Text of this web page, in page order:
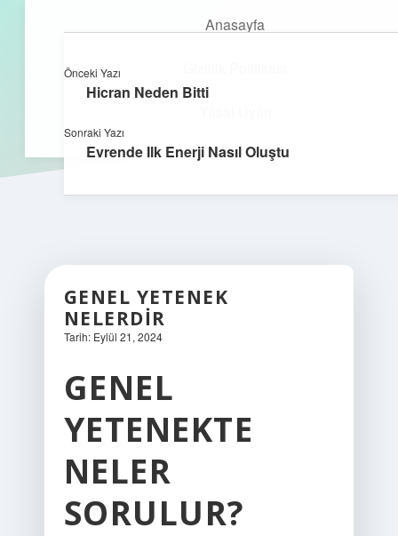
Anasayfa
aç
GENEL YETENEK
NELERDIR
Tarih: Eylül 21, 2024
GENEL
YETENEKTE
NELER
SORULUR?
Önceki Yazı
Hicran Neden Bitti
Sonraki Yazı
Evrende Ilk Enerji Nasıl Oluştu